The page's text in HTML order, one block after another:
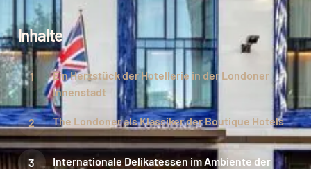
Inhalte
Ein Herzstück der Hotellerie in der Londoner
Innenstadt
The Londoner als Klassiker der Boutique Hotels
Internationale Delikatessen im Ambiente der